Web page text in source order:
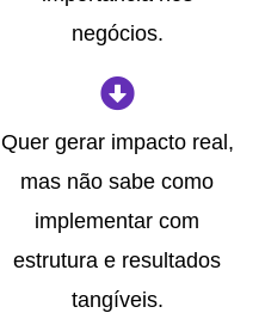
negócios.
Quer gerar impacto real,
mas não sabe como
implementar com
estrutura e resultados
tangíveis.